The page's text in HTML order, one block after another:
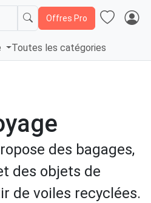
Offres Pro
Toutes les catégories
des bagages,
des objets de
de voiles recyclées.